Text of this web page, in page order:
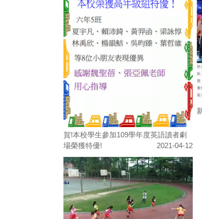
賀!本校學生參加109學年度英語讀者劇
場榮獲特優!
2021-04-12